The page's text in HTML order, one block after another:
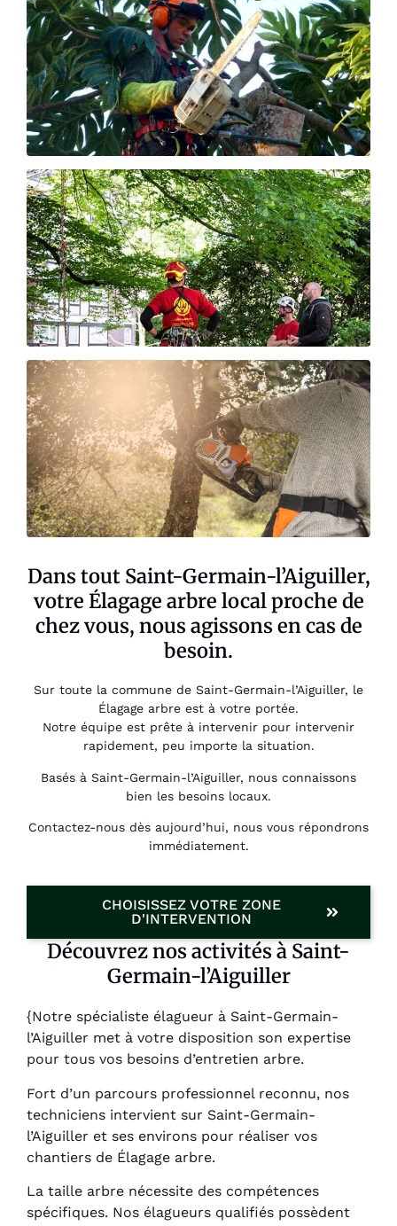
Dans tout Saint-Germain-l’Aiguiller,
votre Élagage arbre local proche de
chez vous, nous agissons en cas de
besoin.
Sur toute la commune de Saint-Germain-l’Aiguiller, le
Élagage arbre est à votre portée.
Notre équipe est prête à intervenir pour intervenir
rapidement, peu importe la situation.
Basés à Saint-Germain-l’Aiguiller, nous connaissons
bien les besoins locaux.
Contactez-nous dès aujourd’hui, nous vous répondrons
immédiatement.
CHOISISSEZ VOTRE ZONE
D'INTERVENTION
Découvrez nos activités à Saint-
Germain-l’Aiguiller
{Notre spécialiste élagueur à Saint-Germain-
l’Aiguiller met à votre disposition son expertise
pour tous vos besoins d’entretien arbre.
Fort d’un parcours professionnel reconnu, nos
techniciens intervient sur Saint-Germain-
l’Aiguiller et ses environs pour réaliser vos
chantiers de Élagage arbre.
La taille arbre nécessite des compétences
spécifiques. Nos élagueurs qualifiés possèdent